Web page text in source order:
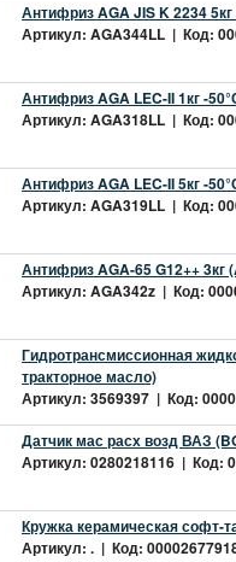
Антифриз AGA JIS K 2234
Артикул: AGA344LL | Код:
Антифриз AGA LEC-II 1кг -
Артикул: AGA318LL | Код:
Антифриз AGA LEC-II 5кг -
Артикул: AGA319LL | Код:
Антифриз AGA-65 G12++ 3кг
Артикул: AGA342z | Код:
Гидротрансмиссионная
тракторное масло)
Артикул: 3569397 | Код:
Датчик мас расх возд ВАЗ
Артикул: 0280218116 | Код:
Кружка керамическая софт-
Артикул: . | Код: